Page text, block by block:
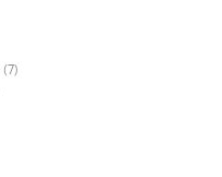
(7)